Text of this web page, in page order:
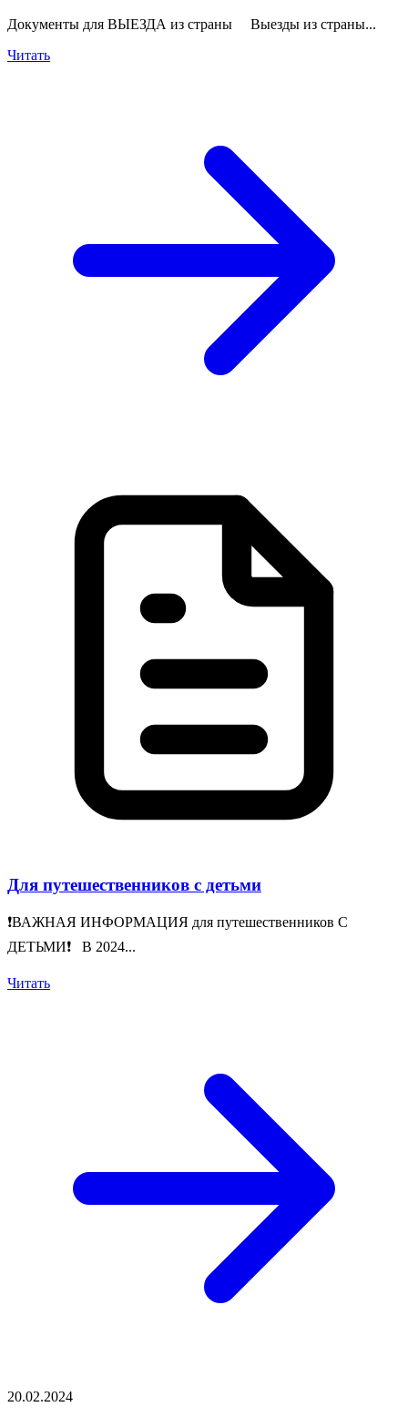
Документы для ВЫЕЗДА из страны Выезды из страны...
Читать
Для путешественников с детьми
❗️ВАЖНАЯ ИНФОРМАЦИЯ для путешественников С
ДЕТЬМИ❗️ В 2024...
Читать
20.02.2024